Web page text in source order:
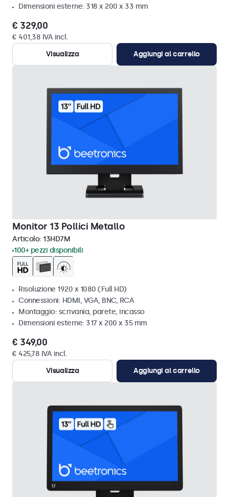
Dimensioni esterne: 318 x 200 x 33 mm
€ 329,00
€ 401,38 IVA incl.
Visualizza
Aggiungi al carrello
Monitor 13 Pollici Metallo
Articolo: 13HD7M
100+ pezzi disponibili
Risoluzione 1920 x 1080 (Full HD)
Connessioni: HDMI, VGA, BNC, RCA
Montaggio: scrivania, parete, incasso
Dimensioni esterne: 317 x 200 x 35 mm
€ 349,00
€ 425,78 IVA incl.
Visualizza
Aggiungi al carrello